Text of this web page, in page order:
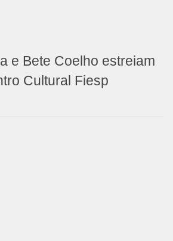
e Bete Coelho estreiam
Cultural Fiesp